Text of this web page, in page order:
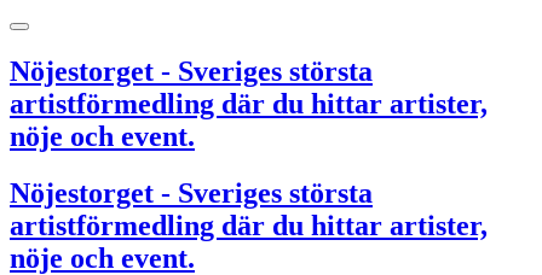
Nöjestorget - Sveriges största
artistförmedling där du hittar artister,
nöje och event.
Nöjestorget - Sveriges största
artistförmedling där du hittar artister,
nöje och event.